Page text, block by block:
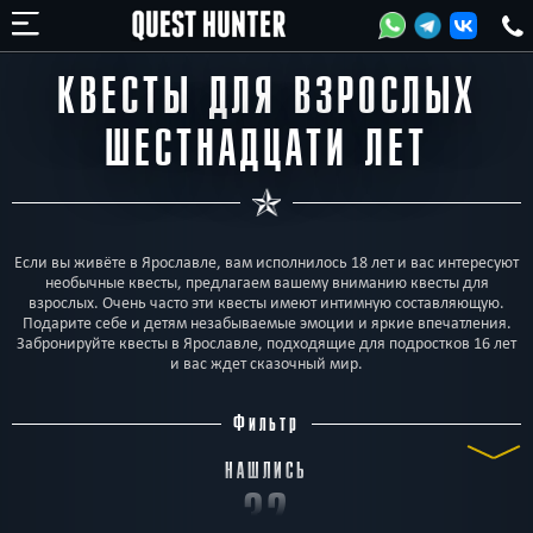
КВЕСТЫ ДЛЯ ВЗРОСЛЫХ
ШЕСТНАДЦАТИ ЛЕТ
Если вы живёте в Ярославле, вам исполнилось 18 лет и вас интересуют
необычные квесты, предлагаем вашему вниманию квесты для
взрослых. Очень часто эти квесты имеют интимную составляющую.
Подарите себе и детям незабываемые эмоции и яркие впечатления.
Забронируйте квесты в Ярославле, подходящие для подростков 16 лет
и вас ждет сказочный мир.
Фильтр
НАШЛИСЬ
32